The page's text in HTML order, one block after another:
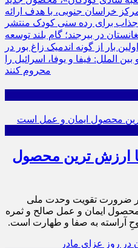
خراسان جنوبی، با هدف ارائه
جذاب برای رده سنی کودک منتشر
در بیرجند؛ گام بلند توسعه
بار از گونه اندمیک زاغ بور در
بین الملل: فیفا و یوفا، اسرائیل را
محروم کنند
ارزش ترین محصول
بر ضرورت تقویت وحدت ملی
ایمان و عمل صالح و ثمره
آراسته به صفا و طهارت است.